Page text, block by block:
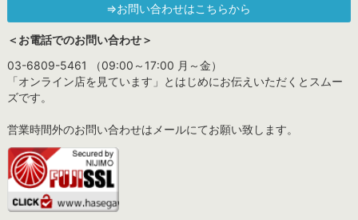
⇒お問い合わせはこちらから
＜お電話でのお問い合わせ＞
03-6809-5461 （09:00～17:00 月～金）
「オンライン店を見ています」とはじめにお伝えいただくとスムー
ズです。
営業時間外のお問い合わせはメールにてお願い致します。